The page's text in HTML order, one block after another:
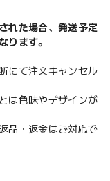
れた場合、発送予定
ります。
にて注文キャンセル
は色味やデザインが
品・返金はご対応で